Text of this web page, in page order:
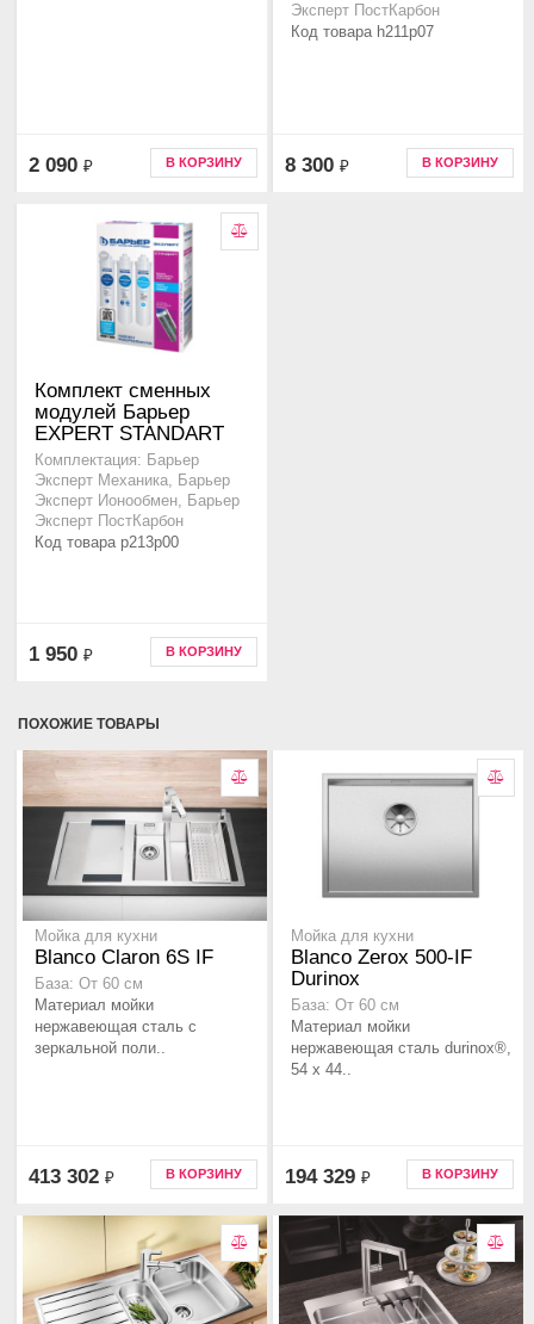
2 090 ₽ В КОРЗИНУ
Эксперт ПостКарбон
Код товара h211p07
8 300 ₽ В КОРЗИНУ
Комплект сменных
модулей Барьер
EXPERT STANDART
Комплектация: Барьер
Эксперт Механика, Барьер
Эксперт Ионообмен, Барьер
Эксперт ПостКарбон
Код товара p213p00
1 950 ₽ В КОРЗИНУ
ПОХОЖИЕ ТОВАРЫ
Мойка для кухни
Blanco Claron 6S IF
База: От 60 см
Материал мойки
нержавеющая сталь с
зеркальной поли..
413 302 ₽ В КОРЗИНУ
Мойка для кухни
Blanco Zerox 500-IF
Durinox
База: От 60 см
Материал мойки
нержавеющая сталь durinox®,
54 x 44..
194 329 ₽ В КОРЗИНУ